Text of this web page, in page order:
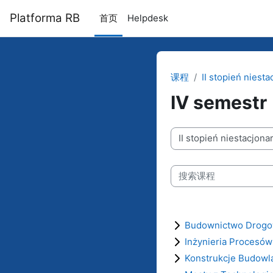
Platforma RB 首页 Helpdesk
课程 II stopień
IV semestr
课程类别
搜索课程
Budownictwo
Inżynieria
Konstrukcje